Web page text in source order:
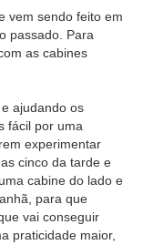
vem sendo feito em
passado. Para
as cabines
ajudando os
fácil por uma
experimentar
cinco da tarde e
cabine do lado e
para que
vai conseguir
praticidade maior,